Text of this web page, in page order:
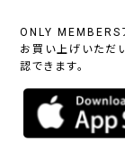
ONLY MEMBERS
お買い上げいただ
認できます。